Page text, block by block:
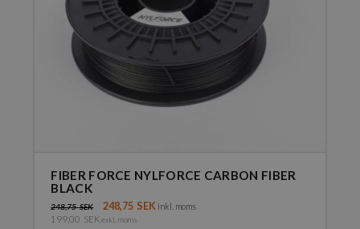
produktsidan
FIBER FORCE NYLFORCE CARBON FIBER
BLACK
248,75SEK 248,75 SEK inkl. moms
199,00 SEK exkl. moms